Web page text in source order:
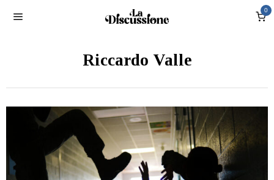
0
Riccardo Valle